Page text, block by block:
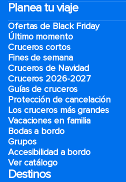
Planea tu viaje
Ofertas de Black Friday
Último momento
Cruceros cortos
Fines de semana
Cruceros de Navidad
Cruceros 2026-2027
Guías de cruceros
Protección de cancelación
Los cruceros más grandes
Vacaciones en familia
Bodas a bordo
Grupos
Accesibilidad a bordo
Ver catálogo
Destinos